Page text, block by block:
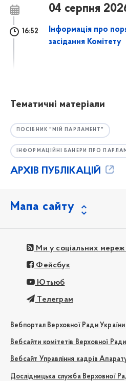
04 серпня
16:52
Інформація про
засідання Комітету
Тематичні матеріали
ПОСІБНИК "МІЙ ПАРЛАМЕНТ"
ІНФОРМАЦІЙНІ БАНЕРИ ПРО
АРХІВ ПУБЛІКАЦІЙ
Мапа сайту
Ми у соціальних
Фейсбук
Ютьюб
Телеграм
Вебпортал Верховної Ради України
Вебсайти комітетів Верховної
Вебсайт Управління кадрів
Дослідницька служба Верховної